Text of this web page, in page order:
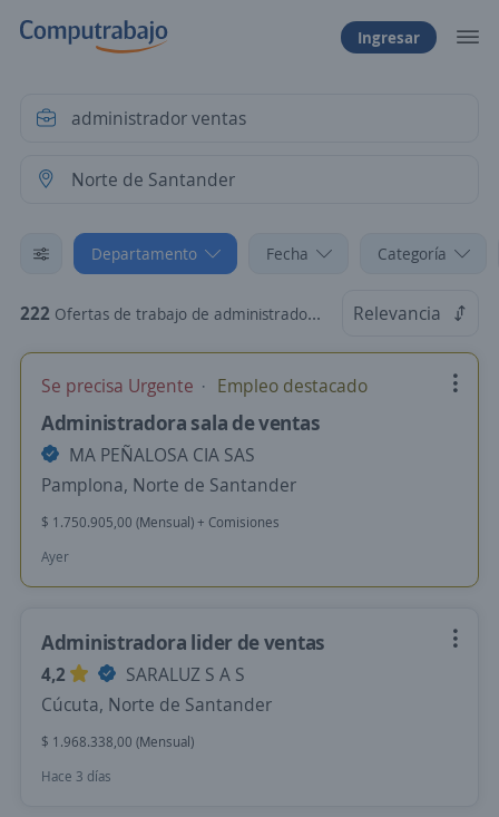
Ingresar
Departamento Fecha Categoría
222 Ofertas de trabajo de administrador ventas en Norte de Santander Relevancia
Se precisa Urgente Empleo destacado
Administradora sala de ventas
MA PEÑALOSA CIA SAS
Pamplona, Norte de Santander
$ 1.750.905,00 (Mensual) + Comisiones
Ayer
Administradora lider de ventas
4,2
SARALUZ S A S
Cúcuta, Norte de Santander
$ 1.968.338,00 (Mensual)
Hace 3 días